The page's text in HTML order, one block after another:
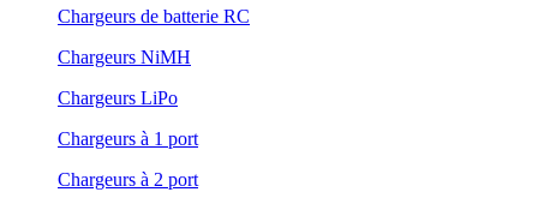
Chargeurs de batterie RC
Chargeurs NiMH
Chargeurs LiPo
Chargeurs à 1 port
Chargeurs à 2 port